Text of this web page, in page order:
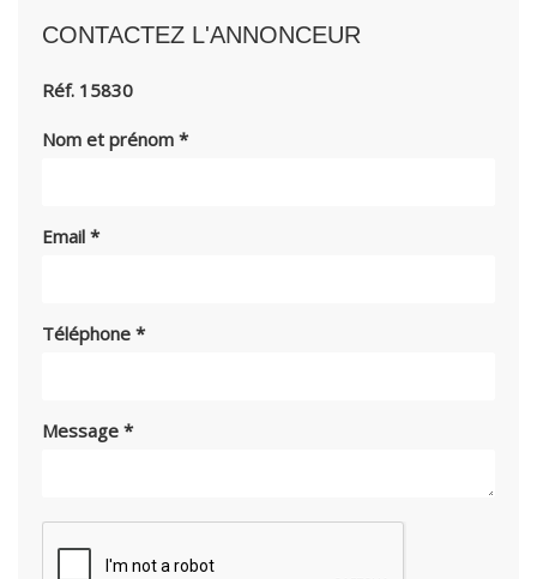
CONTACTEZ L'ANNONCEUR
Réf. 15830
Nom et prénom *
Email *
Téléphone *
Message *